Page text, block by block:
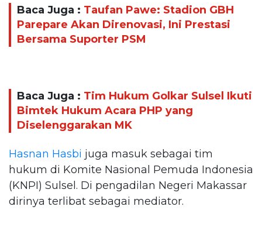
Baca Juga : Taufan Pawe: Stadion GBH
Parepare Akan Direnovasi, Ini Prestasi
Bersama Suporter PSM
Baca Juga : Tim Hukum Golkar Sulsel Ikuti
Bimtek Hukum Acara PHP yang
Diselenggarakan MK
Hasnan Hasbi juga masuk sebagai tim
hukum di Komite Nasional Pemuda Indonesia
(KNPI) Sulsel. Di pengadilan Negeri Makassar
dirinya terlibat sebagai mediator.